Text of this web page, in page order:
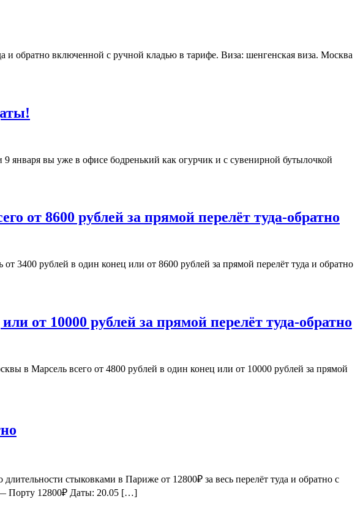
обратно включенной с ручной кладью в тарифе. Виза: шенгенская виза. Москва
января вы уже в офисе бодренький как огурчик и с сувенирной бутылочкой
от 8600 рублей за прямой перелёт туда-обратно
рублей в один конец или от 8600 рублей за прямой перелёт туда и обратно
от 10000 рублей за прямой перелёт туда-обратно
в Марсель всего от 4800 рублей в один конец или от 10000 рублей за прямой
стыковками в Париже от 12800₽ за весь перелёт туда и обратно с
Порту 12800₽ Даты: 20.05 […]